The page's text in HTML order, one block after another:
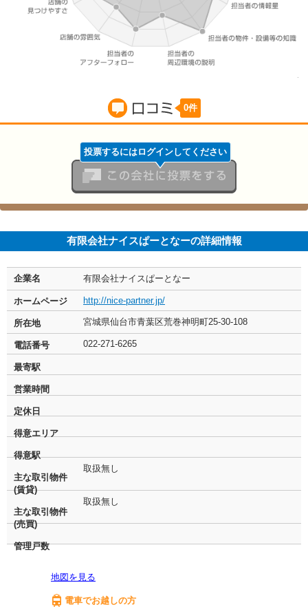
口コミ
0件
投票するにはログインしてください
有限会社ナイスぱーとなーの詳細情報
企業名 有限会社ナイスぱーとなー
ホームページ http://nice-partner.jp/
所在地 宮城県仙台市青葉区荒巻神明町25-30-108
電話番号 022-271-6265
最寄駅
営業時間
定休日
得意エリア
得意駅
主な取引物件
(賃貸)
取扱無し
主な取引物件
(売買)
取扱無し
管理戸数
地図を見る
電車でお越しの方